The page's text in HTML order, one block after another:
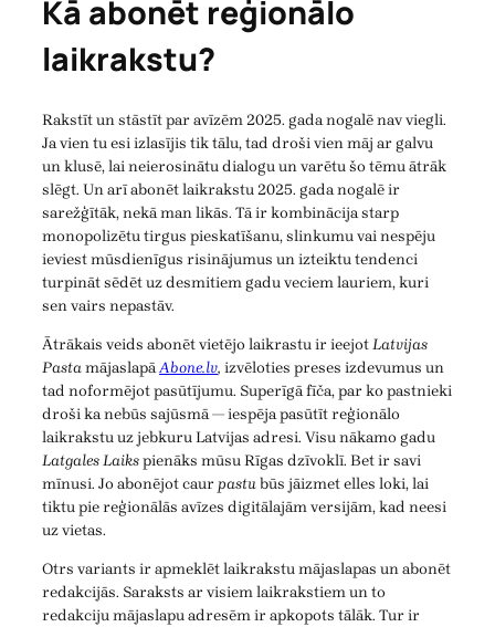
Kā abonēt reģionālo
laikrakstu?
Rakstīt un stāstīt par avīzēm 2025. gada nogalē nav viegli.
Ja vien tu esi izlasījis tik tālu, tad droši vien māj ar galvu
un klusē, lai neierosinātu dialogu un varētu šo tēmu ātrāk
slēgt. Un arī abonēt laikrakstu 2025. gada nogalē ir
sarežģītāk, nekā man likās. Tā ir kombinācija starp
monopolizētu tirgus pieskatīšanu, slinkumu vai nespēju
ieviest mūsdienīgus risinājumus un izteiktu tendenci
turpināt sēdēt uz desmitiem gadu veciem lauriem, kuri
sen vairs nepastāv.
Ātrākais veids abonēt vietējo laikrastu ir ieejotLatvijas
PastamājaslapāAbone.lv, izvēloties preses izdevumus un
tad noformējot pasūtījumu. Superīgā fīča, par ko pastnieki
droši ka nebūs sajūsmā — iespēja pasūtīt reģionālo
laikrakstu uz jebkuru Latvijas adresi. Visu nākamo gadu
Latgales Laikspienāks mūsu Rīgas dzīvoklī. Bet ir savi
mīnusi. Jo abonējot caurpastubūs jāizmet elles loki, lai
tiktu pie reģionālās avīzes digitālajām versijām, kad neesi
uz vietas.
Otrs variants ir apmeklēt laikrakstu mājaslapas un abonēt
redakcijās. Saraksts ar visiem laikrakstiem un to
redakciju mājaslapu adresēm ir apkopots tālāk. Tur ir